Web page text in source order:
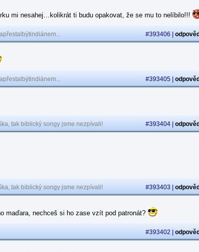
mi nesahej…kolikrát ti budu opakovat, že se mu to nelíbilo!!!
#393406 |
#393405 |
tak biblický songy jsme nezpívali! #393404 |
tak biblický songy jsme nezpívali! #393403 |
maďara, nechceš si ho zase vzít pod patronát?
#393402 |